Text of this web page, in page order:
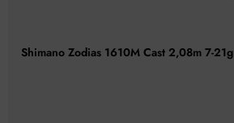
Shimano Zodias 1610M Cast 2,08m 7-21g